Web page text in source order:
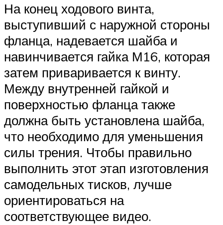
На конец ходового винта,
выступивший с наружной стороны
фланца, надевается шайба и
навинчивается гайка М16, которая
затем приваривается к винту.
Между внутренней гайкой и
поверхностью фланца также
должна быть установлена шайба,
что необходимо для уменьшения
силы трения. Чтобы правильно
выполнить этот этап изготовления
самодельных тисков, лучше
ориентироваться на
соответствующее видео.